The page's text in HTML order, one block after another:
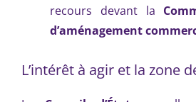
recours devant la
d’aménagement
L’intérêt à agir et la zone